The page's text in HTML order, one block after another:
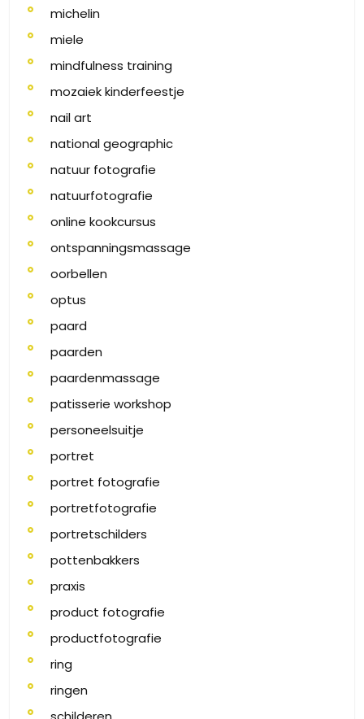
michelin
miele
mindfulness training
mozaiek kinderfeestje
nail art
national geographic
natuur fotografie
natuurfotografie
online kookcursus
ontspanningsmassage
oorbellen
optus
paard
paarden
paardenmassage
patisserie workshop
personeelsuitje
portret
portret fotografie
portretfotografie
portretschilders
pottenbakkers
praxis
product fotografie
productfotografie
ring
ringen